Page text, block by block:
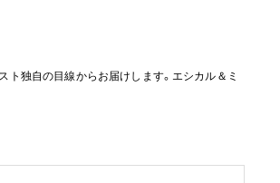
ト独自の目線からお届けします。エシカル＆ミ